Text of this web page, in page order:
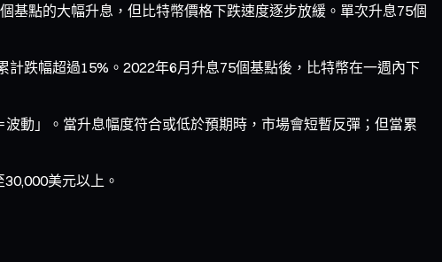
基點的大幅升息，但比特幣價格下跌速度逐步放緩。單次升息75個
跌幅超過15%。2022年6月升息75個基點後，比特幣在一週內下
動」。當升息幅度符合或低於預期時，市場會短暫反彈；但當累
美元以上。